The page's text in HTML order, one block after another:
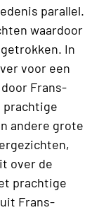
parallel.
waardoor
In
voor een
Frans-
prachtige
andere grote
over de
prachtige
Frans-